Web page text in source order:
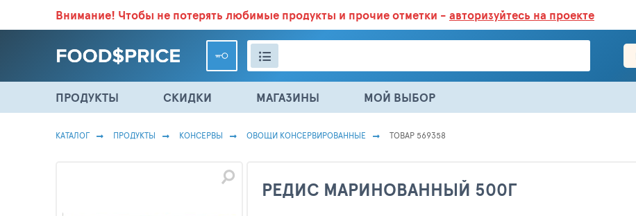
ВСЕ СКИДКИ И ВЫГОДНЫЕ ЦЕНЫ НА ПРОДУКТЫ В МАГАЗИНАХ.БОЛЬШЕ 100 000 ТОВАРОВ. ЕЖЕДНЕВНОЕ ОБНОВЛЕНИЕ ЦЕН.
Внимание! Чтобы не потерять любимые продукты и прочие отметки - авторизуйтесь на проекте
ПРОДУКТЫ СКИДКИ МАГАЗИНЫ МОЙ ВЫБОР
КАТАЛОГ ПРОДУКТЫ КОНСЕРВЫ ОВОЩИ КОНСЕРВИРОВАННЫЕ ТОВАР 569358
РЕДИС МАРИНОВАННЫЙ 500Г